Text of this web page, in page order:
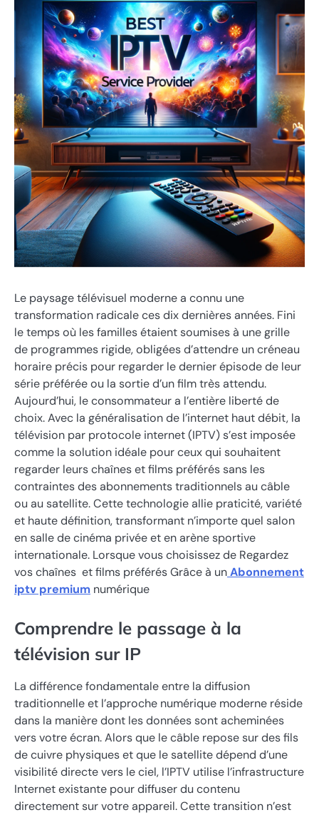
Le paysage télévisuel moderne a connu une
transformation radicale ces dix dernières années. Fini
le temps où les familles étaient soumises à une grille
de programmes rigide, obligées d’attendre un créneau
horaire précis pour regarder le dernier épisode de leur
série préférée ou la sortie d’un film très attendu.
Aujourd’hui, le consommateur a l’entière liberté de
choix. Avec la généralisation de l’internet haut débit, la
télévision par protocole internet (IPTV) s’est imposée
comme la solution idéale pour ceux qui souhaitent
regarder leurs chaînes et films préférés sans les
contraintes des abonnements traditionnels au câble
ou au satellite. Cette technologie allie praticité, variété
et haute définition, transformant n’importe quel salon
en salle de cinéma privée et en arène sportive
internationale. Lorsque vous choisissez de Regardez
vos chaînes et films préférés Grâce à unAbonnement
iptv premium numérique
Comprendre le passage à la
télévision sur IP
La différence fondamentale entre la diffusion
traditionnelle et l’approche numérique moderne réside
dans la manière dont les données sont acheminées
vers votre écran. Alors que le câble repose sur des fils
de cuivre physiques et que le satellite dépend d’une
visibilité directe vers le ciel, l’IPTV utilise l’infrastructure
Internet existante pour diffuser du contenu
directement sur votre appareil. Cette transition n’est